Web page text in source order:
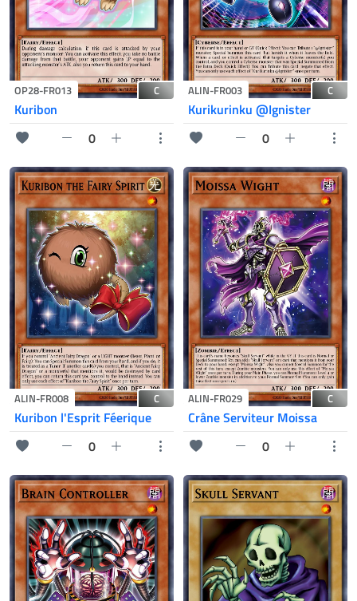
OP28-FR013 C
Kuribon
0
ALIN-FR003 C
Kurikurinku @Ignister
0
ALIN-FR008 C
Kuribon l'Esprit Féerique
0
ALIN-FR029 C
Crâne Serviteur Moissa
0